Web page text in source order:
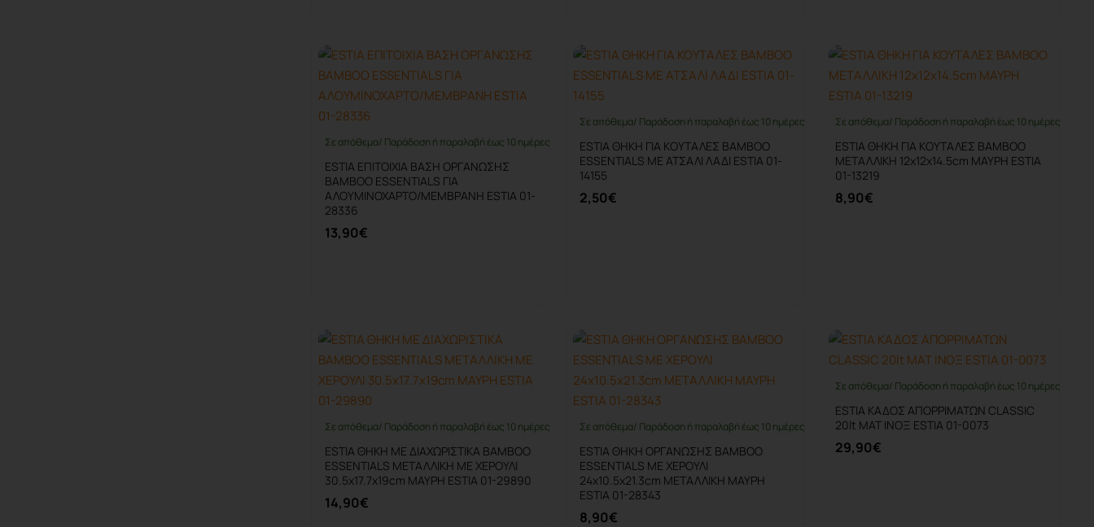
Σε απόθεμα/ Παράδοση ή παραλαβή έως 10 ημέρες
ESTIA ΕΠΙΤΟΙΧΙΑ ΒΑΣΗ ΟΡΓΑΝΩΣΗΣ
BAMBOO ESSENTIALS ΓΙΑ
ΑΛΟΥΜΙΝΟΧΑΡΤΟ/ΜΕΜΒΡΑΝΗ ESTIA 01-
28336
13,90€
Σε απόθεμα/ Παράδοση ή παραλαβή έως 10 ημέρες
ESTIA ΘΗΚΗ ΓΙΑ ΚΟΥΤΑΛΕΣ BAMBOO
ESSENTIALS ΜΕ ΑΤΣΑΛΙ ΛΑΔΙ ESTIA 01-
14155
2,50€
Σε απόθεμα/ Παράδοση ή παραλαβή έως 10 ημέρες
ESTIA ΘΗΚΗ ΓΙΑ ΚΟΥΤΑΛΕΣ BAMBOO
ΜΕΤΑΛΛΙΚΗ 12x12x14.5cm ΜΑΥΡΗ ESTIA
01-13219
8,90€
Σε απόθεμα/ Παράδοση ή παραλαβή έως 10 ημέρες
ESTIA ΘΗΚΗ ΜΕ ΔΙΑΧΩΡΙΣΤΙΚΑ BAMBOO
ESSENTIALS ΜΕΤΑΛΛΙΚΗ ΜΕ ΧΕΡΟΥΛΙ
30.5x17.7x19cm ΜΑΥΡΗ ESTIA 01-29890
14,90€
Σε απόθεμα/ Παράδοση ή παραλαβή έως 10 ημέρες
ESTIA ΘΗΚΗ ΟΡΓΑΝΩΣΗΣ BAMBOO
ESSENTIALS ΜΕ ΧΕΡΟΥΛΙ
24x10.5x21.3cm ΜΕΤΑΛΛΙΚΗ ΜΑΥΡΗ
ESTIA 01-28343
8,90€
Σε απόθεμα/ Παράδοση ή παραλαβή έως 10 ημέρες
ESTIA ΚΑΔΟΣ ΑΠΟΡΡΙΜΑΤΩΝ CLASSIC
20lt ΜΑΤ ΙΝΟΞ ESTIA 01-0073
29,90€